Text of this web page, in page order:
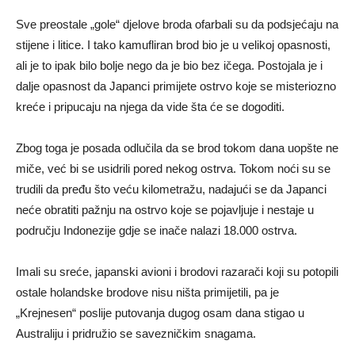
Sve preostale „gole“ djelove broda ofarbali su da podsjećaju na
stijene i litice. I tako kamufliran brod bio je u velikoj opasnosti,
ali je to ipak bilo bolje nego da je bio bez ičega. Postojala je i
dalje opasnost da Japanci primijete ostrvo koje se misteriozno
kreće i pripucaju na njega da vide šta će se dogoditi.
Zbog toga je posada odlučila da se brod tokom dana uopšte ne
miče, već bi se usidrili pored nekog ostrva. Tokom noći su se
trudili da pređu što veću kilometražu, nadajući se da Japanci
neće obratiti pažnju na ostrvo koje se pojavljuje i nestaje u
području Indonezije gdje se inače nalazi 18.000 ostrva.
Imali su sreće, japanski avioni i brodovi razarači koji su potopili
ostale holandske brodove nisu ništa primijetili, pa je
„Krejnesen“ poslije putovanja dugog osam dana stigao u
Australiju i pridružio se savezničkim snagama.